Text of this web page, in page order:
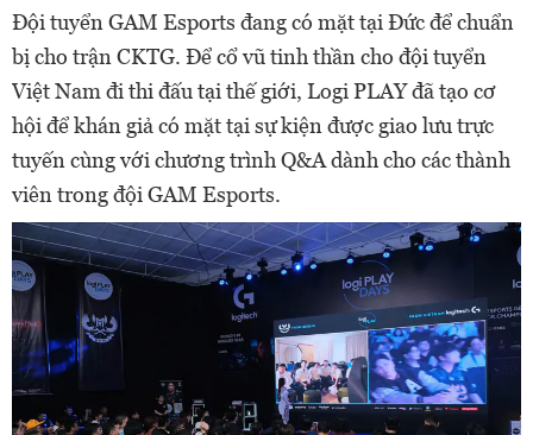
Đội tuyển GAM Esports đang có mặt tại Đức để chuẩn
bị cho trận CKTG. Để cổ vũ tinh thần cho đội tuyển
Việt Nam đi thi đấu tại thế giới, Logi PLAY đã tạo cơ
hội để khán giả có mặt tại sự kiện được giao lưu trực
tuyến cùng với chương trình Q&A dành cho các thành
viên trong đội GAM Esports.